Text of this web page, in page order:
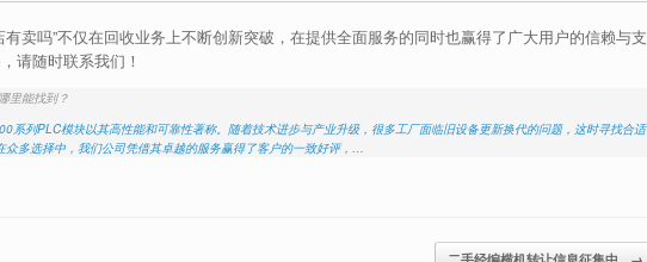
卖吗”不仅在回收业务上不断创新突破，在提供全面服务的同时也赢得了广大用户的信赖与支
请随时联系我们！
里能找到？
系列PLC模块以其高性能和可靠性著称。随着技术进步与产业升级，很多工厂面临旧设备更新换代的问题，这时寻找合适
多选择中，我们公司凭借其卓越的服务赢得了客户的一致好评，…